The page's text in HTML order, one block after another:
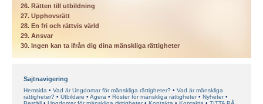
26. Rätten till utbildning
27. Upphovsrätt
28. En fri och rättvis värld
29. Ansvar
30. Ingen kan ta ifrån dig dina mänskliga rättigheter
Sajtnavigering
Hemsida Vad är Ungdomar för mänskliga rättigheter?
Vad är mänskliga
rättigheter?
Utbildare Agera Röster för mänskliga rättigheter
Nyheter